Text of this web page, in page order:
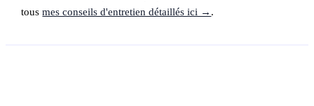
tousmes conseils d'entretien détaillés ici → .